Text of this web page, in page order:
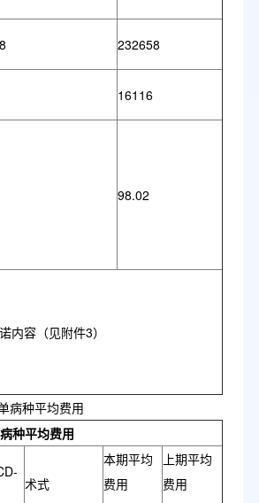
232658
16116
98.02
内容（见附件3）
病种平均费用
种平均费用
术式
本期平均
费用
上期平均
费用